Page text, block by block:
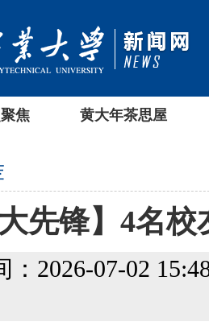
焦 黄大年茶思屋
大先锋】4名
：2026-07-02